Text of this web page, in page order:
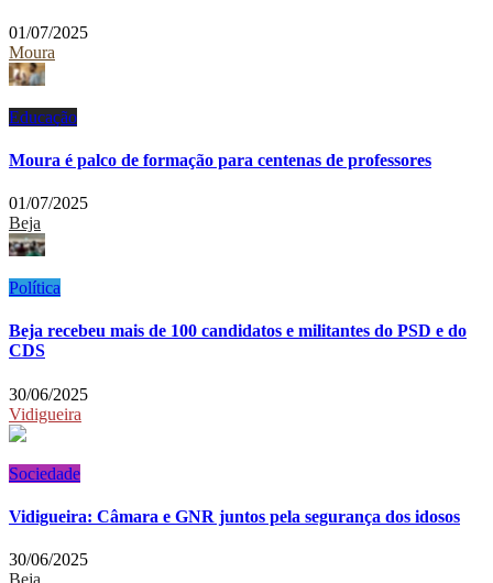
01/07/2025
Moura
Educação
Moura é palco de formação para centenas de professores
01/07/2025
Beja
Política
Beja recebeu mais de 100 candidatos e militantes do PSD e do
CDS
30/06/2025
Vidigueira
Sociedade
Vidigueira: Câmara e GNR juntos pela segurança dos idosos
30/06/2025